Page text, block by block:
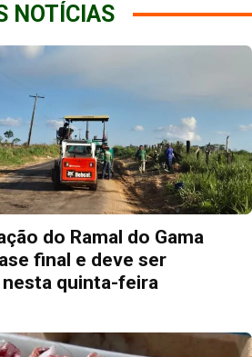
NOTÍCIAS
do Ramal do Gama
final e deve ser
quinta-feira